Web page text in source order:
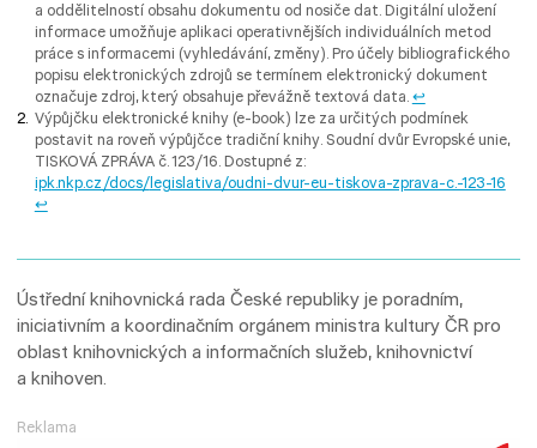
a oddělitelností obsahu dokumentu od nosiče dat. Digitální uložení
informace umožňuje aplikaci operativnějších individuálních metod
práce s informacemi (vyhledávání, změny). Pro účely bibliografického
popisu elektronických zdrojů se termínem elektronický dokument
označuje zdroj, který obsahuje převážně textová data. ↩︎
Výpůjčku elektronické knihy (e-book) lze za určitých podmínek
postavit na roveň výpůjčce tradiční knihy. Soudní dvůr Evropské unie,
TISKOVÁ ZPRÁVA č. 123/16. Dostupné z:
ipk.nkp.cz/docs/legislativa/oudni-dvur-eu-tiskova-zprava-c.-123-16
↩︎
Ústřední knihovnická rada České republiky je poradním,
iniciativním a koordinačním orgánem ministra kultury ČR pro
oblast knihovnických a informačních služeb, knihovnictví
a knihoven.
Reklama